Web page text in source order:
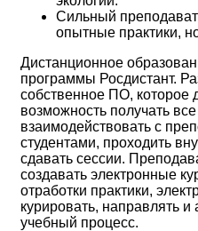
Сильный
опытные практики,
Дистанционное
программы Росдистант.
собственное ПО, которое
возможность получать
взаимодействовать с
студентами, проходить
сдавать сессии.
создавать электронные
отработки практики,
курировать, направлять
учебный процесс.